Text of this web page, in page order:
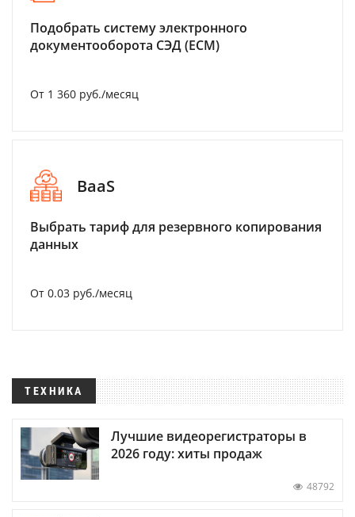
Подобрать систему электронного
документооборота СЭД (ECM)
От 1 360 руб./месяц
BaaS
Выбрать тариф для резервного копирования
данных
От 0.03 руб./месяц
ТЕХНИКА
Лучшие видеорегистраторы в
2026 году: хиты продаж
48792